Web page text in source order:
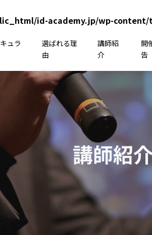
id-academy.jp/wp-
ュラ
選ばれる理
由
講師紹
介
開
告
講師紹